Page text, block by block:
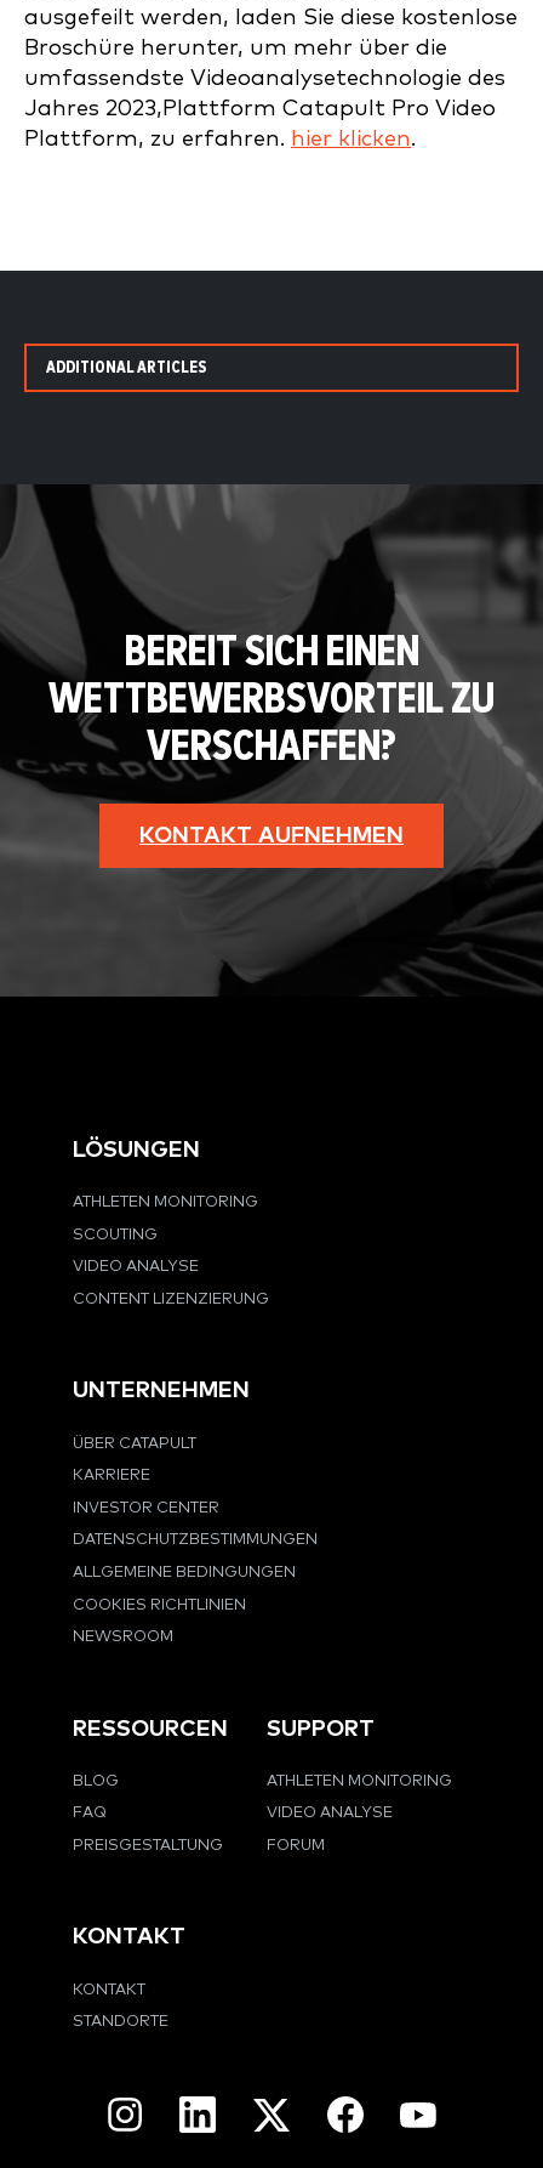
ausgefeilt werden, laden Sie diese kostenlose
Broschüre herunter, um mehr über die
umfassendste Videoanalysetechnologie des
Jahres 2023,Plattform Catapult Pro Video
Plattform, zu erfahren. hier klicken.
ADDITIONAL ARTICLES
BEREIT SICH EINEN
WETTBEWERBSVORTEIL ZU
VERSCHAFFEN?
KONTAKT AUFNEHMEN
LÖSUNGEN
ATHLETEN MONITORING
SCOUTING
VIDEO ANALYSE
CONTENT LIZENZIERUNG
UNTERNEHMEN
ÜBER CATAPULT
KARRIERE
INVESTOR CENTER
DATENSCHUTZBESTIMMUNGEN
ALLGEMEINE BEDINGUNGEN
COOKIES RICHTLINIEN
NEWSROOM
RESSOURCEN
BLOG
FAQ
PREISGESTALTUNG
SUPPORT
ATHLETEN MONITORING
VIDEO ANALYSE
FORUM
KONTAKT
KONTAKT
STANDORTE